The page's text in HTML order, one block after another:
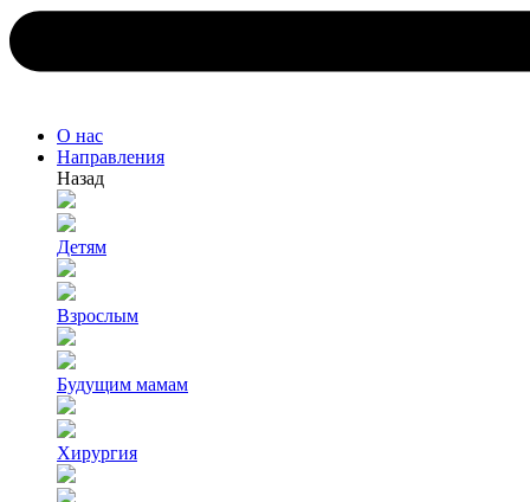
О нас
Направления
Назад
Детям
Взрослым
Будущим мамам
Хирургия